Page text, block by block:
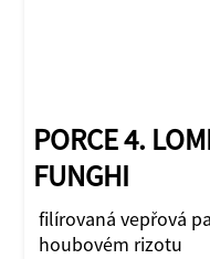
PORCE 4.
FUNGHI
filírovaná vepřová
houbovém rizotu